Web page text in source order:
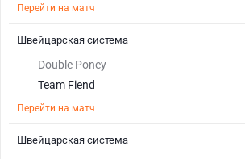
Перейти на матч
Double Poney
Team Fiend
Перейти на матч
Швейцарская система
Швейцарская система